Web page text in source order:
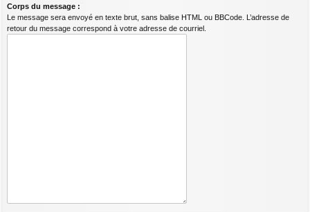
Corps du message :
Le message sera envoyé en texte brut, sans balise HTML ou BBCode. L’adresse de
retour du message correspond à votre adresse de courriel.